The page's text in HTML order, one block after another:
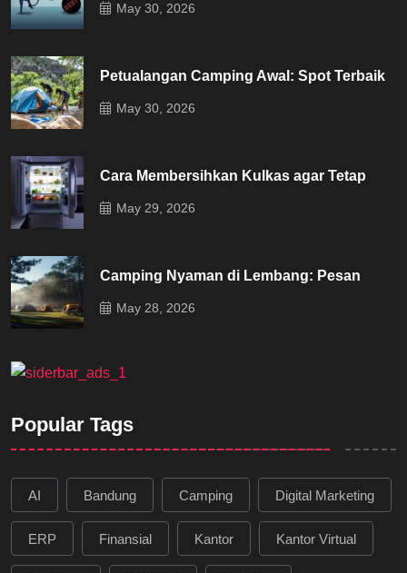
May 30, 2026
Petualangan Camping Awal: Spot Terbaik
May 30, 2026
Cara Membersihkan Kulkas agar Tetap
May 29, 2026
Camping Nyaman di Lembang: Pesan
May 28, 2026
Popular Tags
AI Bandung Camping Digital Marketing
ERP Finansial Kantor Kantor Virtual